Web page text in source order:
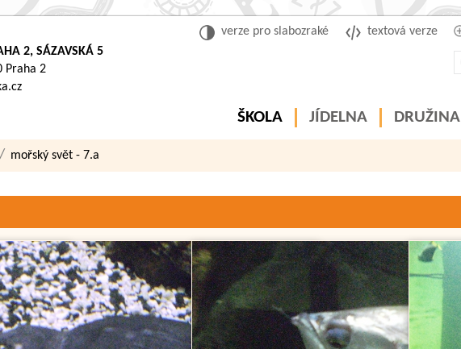
textová verze
verze pro slabozraké
2, SÁZAVSKÁ 5
Praha 2
ŠKOLA JÍDELNA DRUŽINA
mořský svět - 7.a